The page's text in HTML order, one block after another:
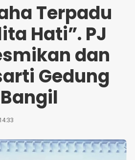
Terpadu
Hati”. PJ
dan
Gedung